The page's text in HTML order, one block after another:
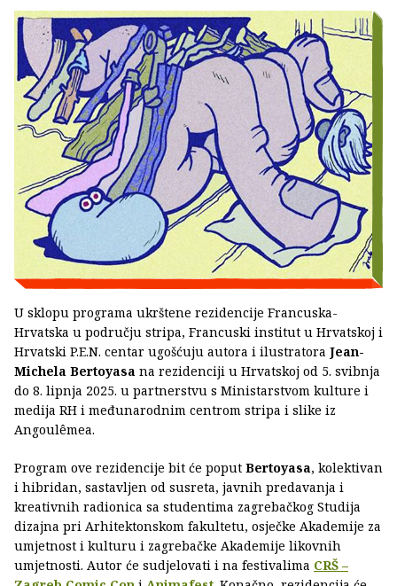
U sklopu programa ukrštene rezidencije Francuska-
Hrvatska u području stripa, Francuski institut u Hrvatskoj i
Hrvatski P.E.N. centar ugošćuju autora i ilustratora Jean-
Michela Bertoyasa na rezidenciji u Hrvatskoj od 5. svibnja
do 8. lipnja 2025. u partnerstvu s Ministarstvom kulture i
medija RH i međunarodnim centrom stripa i slike iz
Angoulêmea.
Program ove rezidencije bit će poput Bertoyasa, kolektivan
i hibridan, sastavljen od susreta, javnih predavanja i
kreativnih radionica sa studentima zagrebačkog Studija
dizajna pri Arhitektonskom fakultetu, osječke Akademije za
umjetnost i kulturu i zagrebačke Akademije likovnih
umjetnosti. Autor će sudjelovati i na festivalima CRŠ –